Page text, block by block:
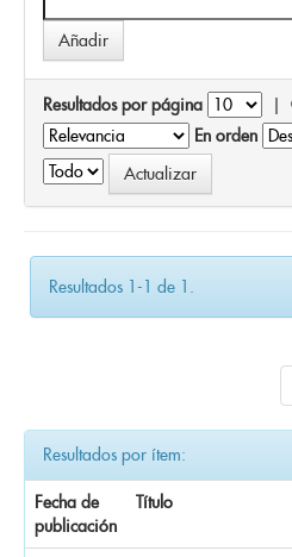
Resultados por página |
En orden
Resultados 1-1 de 1.
Resultados por ítem:
Fecha de
publicación
Título